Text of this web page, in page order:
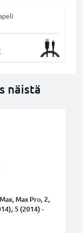
näistä
Max Pro, 2,
5 (2014) -